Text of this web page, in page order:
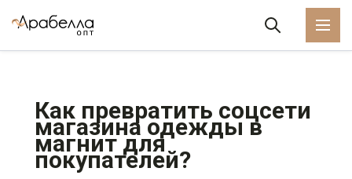
Как превратить соцсети
магазина одежды в
магнит для
покупателей?